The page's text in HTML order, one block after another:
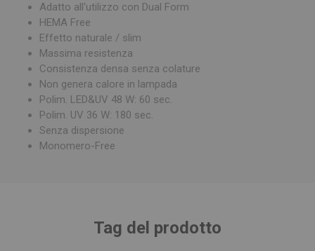
Adatto all'utilizzo con Dual Form
HEMA Free
Effetto naturale / slim
Massima resistenza
Consistenza densa senza colature
Non genera calore in lampada
Polim. LED&UV 48 W: 60 sec.
Polim. UV 36 W: 180 sec.
Senza dispersione
Monomero-Free
Tag del prodotto